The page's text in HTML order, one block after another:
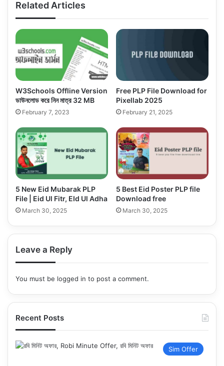
Related Articles
W3Schools Offline Version
ডাউনলোড করে নিন মাত্র 32 MB
February 7, 2023
Free PLP File Download for
Pixellab 2025
February 21, 2025
5 New Eid Mubarak PLP
File | Eid Ul Fitr, EId Ul Adha
March 30, 2025
5 Best Eid Poster PLP file
Download free
March 30, 2025
Leave a Reply
You must be logged in to post a comment.
Recent Posts
Sim Offer